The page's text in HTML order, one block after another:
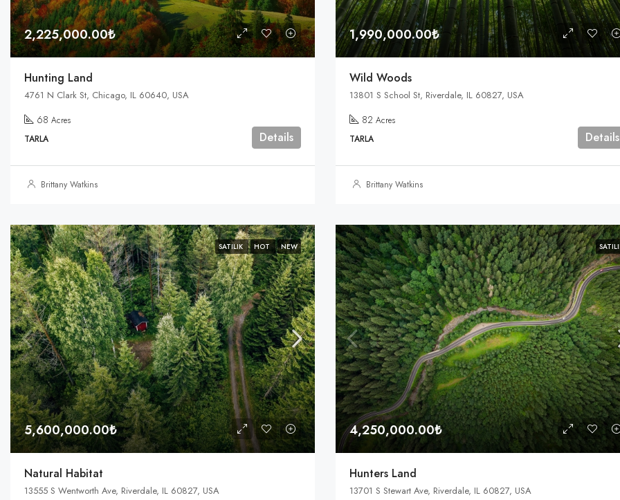
2,225,000.00₺
Hunting Land
4761 N Clark St, Chicago, IL 60640, USA
68 Acres
TARLA
Details
Brittany Watkins
1,990,000.00₺
Wild Woods
13801 S School St, Riverdale, IL 60827, USA
82 Acres
TARLA
Details
Brittany Watkins
SATILIK HOT NEW
5,600,000.00₺
Natural Habitat
13555 S Wentworth Ave, Riverdale, IL 60827, USA
4,250,000.00₺
Hunters Land
13701 S Stewart Ave, Riverdale, IL 60827, USA